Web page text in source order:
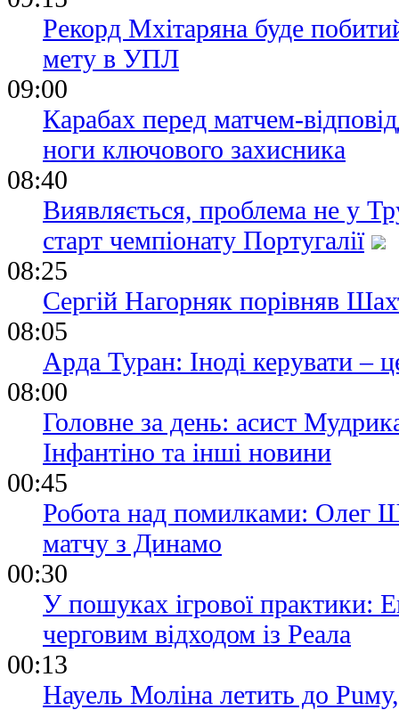
Рекорд Мхітаряна буде
мету в УПЛ
09:00
Карабах перед матчем-
ноги ключового захисника
08:40
Виявляється, проблема не у
старт чемпіонату Португалії
08:25
Сергій Нагорняк порівняв
08:05
Арда Туран: Іноді керувати –
08:00
Головне за день: асист
Інфантіно та інші новини
00:45
Робота над помилками: Олег
матчу з Динамо
00:30
У пошуках ігрової практики:
черговим відходом із Реала
00:13
Науель Моліна летить до